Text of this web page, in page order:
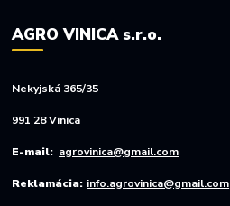
AGRO VINICA s.r.o.
Nekyjská 365/35
991 28 Vinica
E-mail: agrovinica@gmail.com
Reklamácia: info.agrovinica@gmail.com